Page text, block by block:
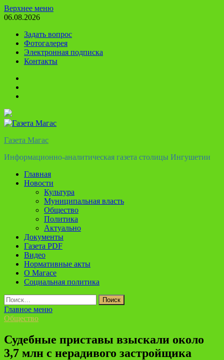
Перейти
к
Верхнее меню
06.08.2026
Задать вопрос
Фотогалерея
Электронная подписка
Контакты
Газета Магас
Информационно-аналитическая газета столицы Ингушетии
Главная
Новости
Культура
Муниципальная власть
Общество
Политика
Актуально
Документы
Газета PDF
Видео
Нормативные акты
О Магасе
Социальная политика
Найти:
Главное меню
Общество
Судебные приставы взыскали около
3,7 млн с нерадивого застройщика